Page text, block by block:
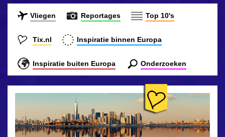
Vliegen Reportages Top 10's
Tix.nl Inspiratie binnen Europa
Inspiratie buiten Europa Onderzoeken